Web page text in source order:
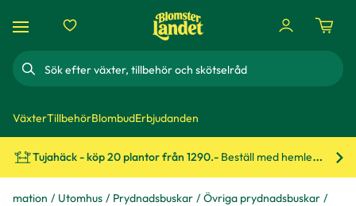
Sök
VäxterTillbehörBlombudErbjudanden
Tujahäck - köp 20 plantor från 1290.- Beställ med hemleverans!
Utomhus Prydnadsbuskar Övriga prydnadsbuskar